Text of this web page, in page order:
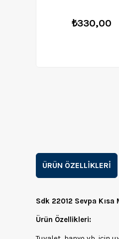
₺330,00
ÜRÜN ÖZELLIKLERI
Sdk 22012 Sevpa Kısa
Ürün Özellikleri: